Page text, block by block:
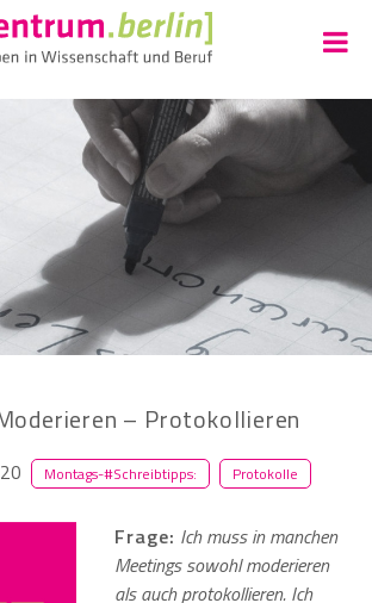
– Protokollieren
Montags-#Schreibtipps: Protokolle
Frage: Ich muss in manchen
Meetings sowohl moderieren
als auch protokollieren. Ich